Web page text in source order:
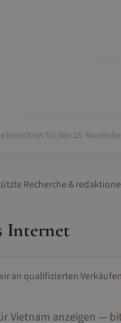
berechnet für den 15. November
Recherche &
Internet
an qualifizierten
Vietnam anzeigen —